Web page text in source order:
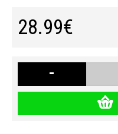
28.99€
-